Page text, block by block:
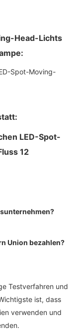
Head-Lichts
Union bezahlen?
Testverfahren und
ist, dass
verwenden und